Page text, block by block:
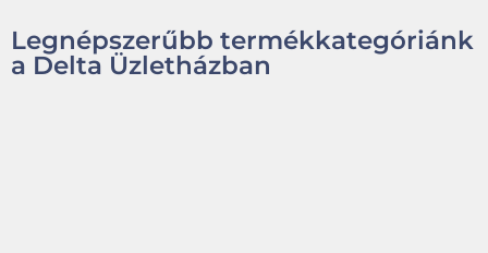
Legnépszerűbb termékkategóriánk
a Delta Üzletházban